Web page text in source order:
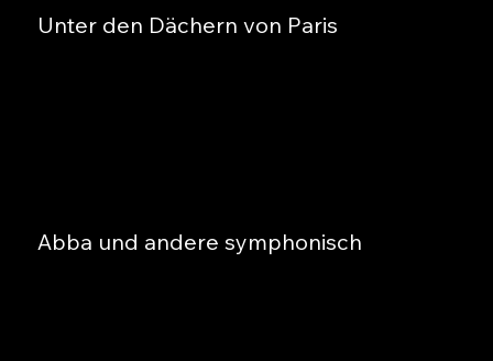
Unter den Dächern von Paris
Abba und andere symphonisch